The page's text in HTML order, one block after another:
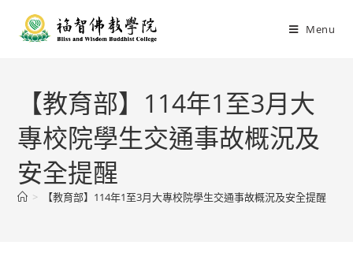
Menu
【教育部】114年1至3月大
專校院學生交通事故概況及
安全提醒
> 【教育部】114年1至3月大專校院學生交通事故概況及安全提醒